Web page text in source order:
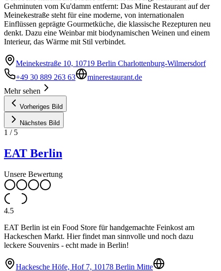
Gehminuten vom Ku'damm entfernt: Das Mine Restaurant auf der
Meinekestraße steht für eine moderne, von internationalen
Einflüssen geprägte Gourmetküche, die klassische Rezepturen neu
denkt. Dazu eine Weinbar mit biodynamischen Weinen und einem
Interieur, das Wärme mit Stil verbindet.
Meinekestraße 10, 10719 Berlin Charlottenburg-Wilmersdorf
+49 30 889 263 63
minerestaurant.de
Mehr sehen
Vorheriges Bild
Nächstes Bild
1 / 5
EAT Berlin
Unsere Bewertung
4.5
EAT Berlin ist ein Food Store für handgemachte Feinkost am
Hackeschen Markt. Hier findet man sinnvolle und noch dazu
leckere Souvenirs - echt made in Berlin!
Hackesche Höfe, Hof 7, 10178 Berlin Mitte